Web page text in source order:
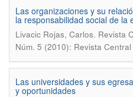
Las organizaciones y su
la responsabilidad social de la
Livacic Rojas, Carlos. Revista
Núm. 5 (2010): Revista
Las universidades y sus
y oportunidades